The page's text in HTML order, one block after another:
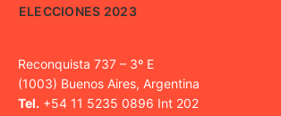
ELECCIONES 2023
Reconquista 737 – 3º E
(1003) Buenos Aires, Argentina
Tel. +54 11 5235 0896 Int 202